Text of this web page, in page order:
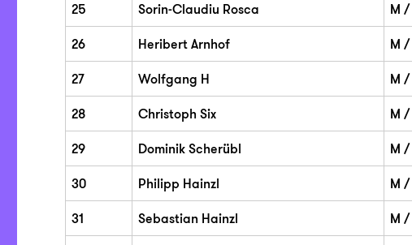
25 Sorin-Claudiu Rosca M
26 Heribert Arnhof M
27 Wolfgang H M
28 Christoph Six M
29 Dominik Scherübl M
30 Philipp Hainzl M
31 Sebastian Hainzl M